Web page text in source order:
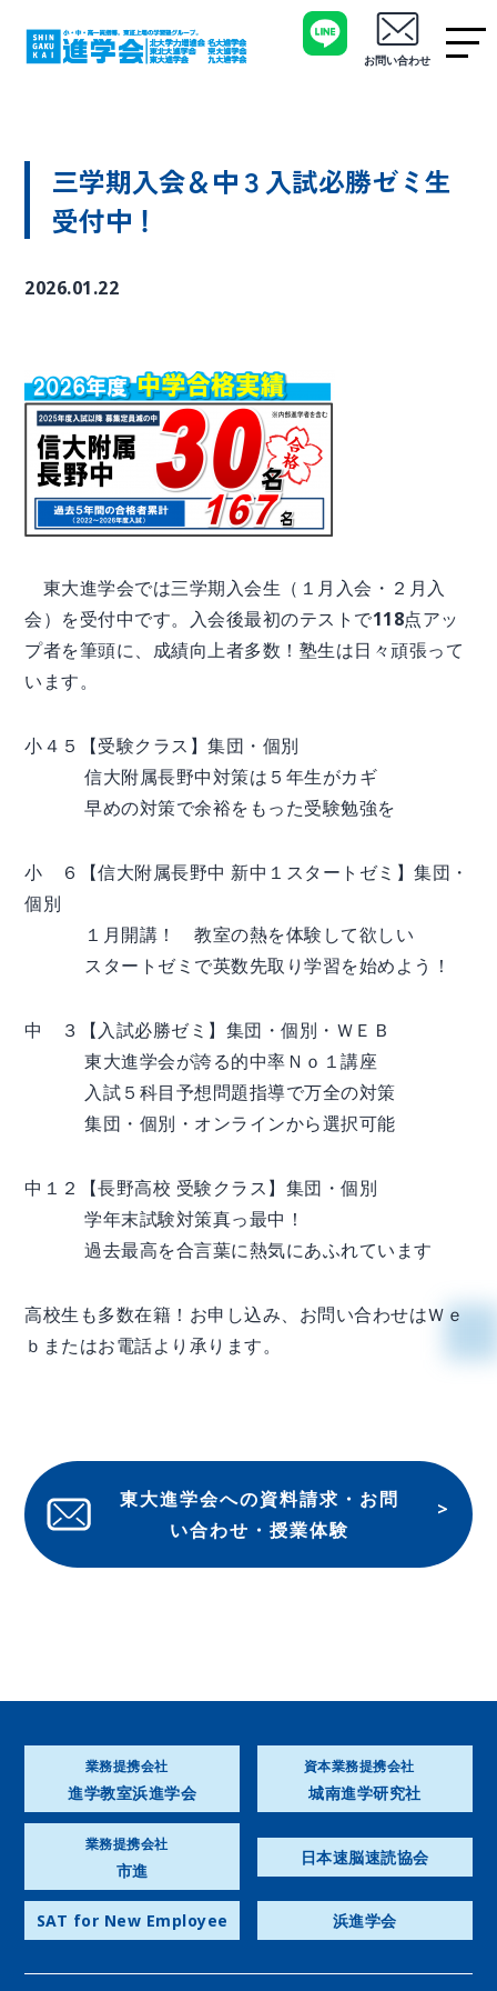
お問い合わせ
三学期入会＆中３入試必勝ゼミ生
受付中！
2026.01.22
東大進学会では三学期入会生（１月入会・２月入
会）を受付中です。入会後最初のテストで118点アッ
プ者を筆頭に、成績向上者多数！塾生は日々頑張って
います。
小４５【受験クラス】集団・個別
信大附属長野中対策は５年生がカギ
早めの対策で余裕をもった受験勉強を
小 ６【信大附属長野中 新中１スタートゼミ】集団・
個別
１月開講！ 教室の熱を体験して欲しい
スタートゼミで英数先取り学習を始めよう！
中 ３【入試必勝ゼミ】集団・個別・ＷＥＢ
東大進学会が誇る的中率Ｎｏ１講座
入試５科目予想問題指導で万全の対策
集団・個別・オンラインから選択可能
中１２【長野高校 受験クラス】集団・個別
学年末試験対策真っ最中！
過去最高を合言葉に熱気にあふれています
高校生も多数在籍！お申し込み、お問い合わせはＷｅ
ｂまたはお電話より承ります。
東大進学会への資料請求・お問
い合わせ・授業体験
業務提携会社
進学教室浜進学会
資本業務提携会社
城南進学研究社
業務提携会社
市進
日本速脳速読協会
SAT for New Employee 浜進学会